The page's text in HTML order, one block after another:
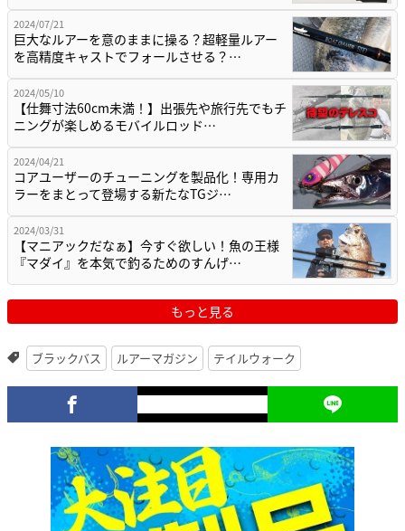
2024/07/21
巨大なルアーを意のままに操る？超軽量ルアー
を高精度キャストでフォールさせる？…
2024/05/10
【仕舞寸法60cm未満！】出張先や旅行先でもチ
ニングが楽しめるモバイルロッド…
2024/04/21
コアユーザーのチューニングを製品化！専用カ
ラーをまとって登場する新たなTGジ…
2024/03/31
【マニアックだなぁ】今すぐ欲しい！魚の王様
『マダイ』を本気で釣るためのすんげ…
もっと見る
ブラックバス ルアーマガジン テイルウォーク